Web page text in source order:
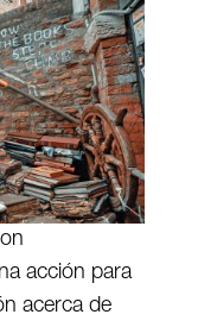
acción para
acerca de